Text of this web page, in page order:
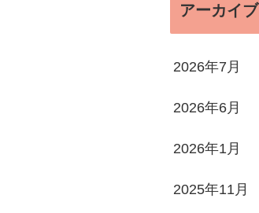
アーカイブ
2026年7月
2026年6月
2026年1月
2025年11月